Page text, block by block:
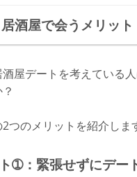
酒屋で会うメリット
屋デートを考えている
つのメリットを紹介しま
➀：緊張せずにデー